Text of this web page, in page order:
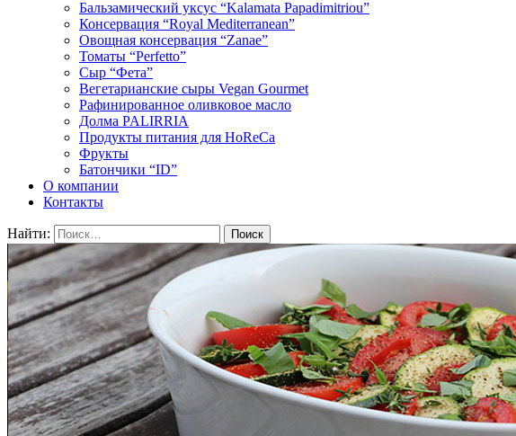
Бальзамический уксус “Kalamata Papadimitriou”
Консервация “Royal Mediterranean”
Овощная консервация “Zanae”
Томаты “Perfetto”
Сыр “Фета”
Вегетарианские сыры Vegan Gourmet
Рафинированное оливковое масло
Долма PALIRRIA
Продукты питания для HoReCa
Фрукты
Батончики “ID”
О компании
Контакты
Найти: